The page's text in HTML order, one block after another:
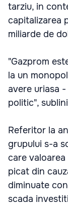
tarziu, in
capitalizarea
miliarde de
"Gazprom
la un
avere uriasa
politic",
Referitor la
grupului s-a
care
picat din
diminuate
scada